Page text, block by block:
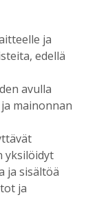
Santeri
–
ja
edellä
avulla
mainonnan
yksilöidyt
ja sisältöä
ja